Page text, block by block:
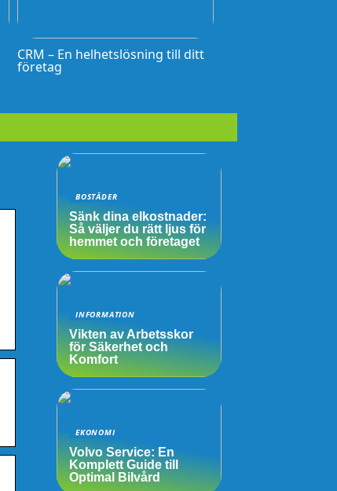
CRM – En helhetslösning till ditt
företag
BOSTÄDER
Sänk dina elkostnader:
Så väljer du rätt ljus för
hemmet och företaget
INFORMATION
Vikten av Arbetsskor
för Säkerhet och
Komfort
EKONOMI
Volvo Service: En
Komplett Guide till
Optimal Bilvård